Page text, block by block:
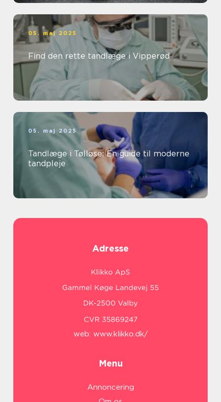
05. maj 2025
Find den rette tandlæge i Vipperød
05. maj 2025
Tandlæge i Tølløse: En guide til moderne
tandpleje
Adresse
web: www.klikko.dk/
Menu
Annoncering